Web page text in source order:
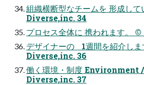
組織横断型なチームを 形成し
Diverse,inc. 34
プロセス全体に 携われます。
デザイナーの 1週間を紹介し
Diverse,inc. 36
働く環境・制度 Environment
Diverse,inc. 37